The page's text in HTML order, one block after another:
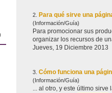
2. Para qué sirve una
(Información/Guía)
Para promocionar sus
organizar los recursos de
Jueves, 19 Diciembre 2013
3. Cómo funciona una
(Información/Guía)
... al otro, y este último